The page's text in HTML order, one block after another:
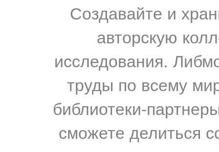
Создавайте и
авторскую
исследования.
труды по всему
библиотеки-
сможете делиться